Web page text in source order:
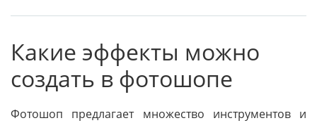
Какие эффекты можно
создать в фотошопе
Фотошоп предлагает множество инструментов и